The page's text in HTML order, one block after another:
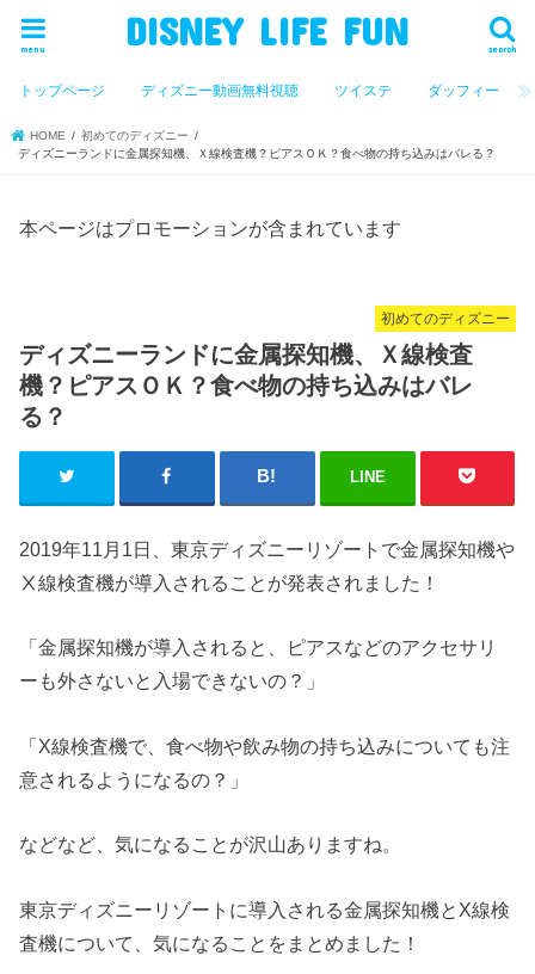
DISNEY LIFE FUN search
menu
トップページ ディズニー動画無料視聴 ツイステ ダッフィー
HOME
初めてのディズニー
ディズニーランドに金属探知機、Ｘ線検査機？ピアスＯＫ？食べ物の持ち込みはバレる？
本ページはプロモーションが含まれています
初めてのディズニー
ディズニーランドに金属探知機、Ｘ線検査
機？ピアスＯＫ？食べ物の持ち込みはバレ
る？
LINE
2019年11月1日、東京ディズニーリゾートで金属探知機や
Ⅹ線検査機が導入されることが発表されました！
「金属探知機が導入されると、ピアスなどのアクセサリ
ーも外さないと入場できないの？」
「X線検査機で、食べ物や飲み物の持ち込みについても注
意されるようになるの？」
などなど、気になることが沢山ありますね。
東京ディズニーリゾートに導入される金属探知機とX線検
査機について、気になることをまとめました！